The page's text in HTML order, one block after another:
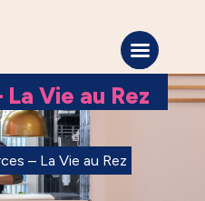
Vie au Rez
– La Vie au Rez